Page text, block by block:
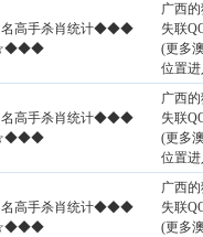
高手杀肖统计◆◆◆
广西
失联
(更多
位置
高手杀肖统计◆◆◆
广西
失联
(更多
位置
高手杀肖统计◆◆◆
广西
失联
(更多